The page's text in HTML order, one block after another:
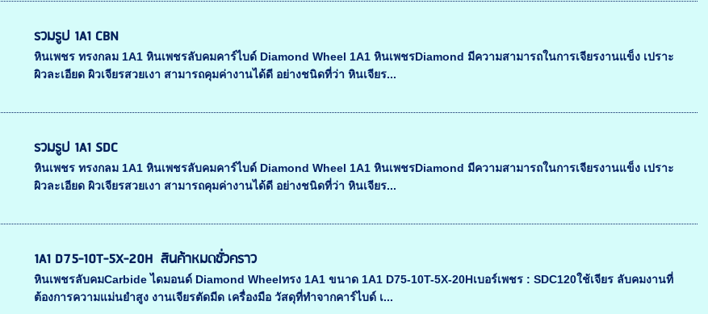
รวมรูป 1A1 CBN
หินเพชร ทรงกลม 1A1 หินเพชรลับคมคาร์ไบด์ Diamond Wheel 1A1 หินเพชรDiamond มีความสามารถในการเจียรงานแข็ง เปราะ
ผิวละเอียด ผิวเจียรสวยเงา สามารถคุมค่างานได้ดี อย่างชนิดที่ว่า หินเจียร...
รวมรูป 1A1 SDC
หินเพชร ทรงกลม 1A1 หินเพชรลับคมคาร์ไบด์ Diamond Wheel 1A1 หินเพชรDiamond มีความสามารถในการเจียรงานแข็ง เปราะ
ผิวละเอียด ผิวเจียรสวยเงา สามารถคุมค่างานได้ดี อย่างชนิดที่ว่า หินเจียร...
1A1 D75-10T-5X-20H สินค้าหมดชั่วคราว
หินเพชรลับคมCarbide ไดมอนด์ Diamond Wheelทรง 1A1 ขนาด 1A1 D75-10T-5X-20Hเบอร์เพชร : SDC120ใช้เจียร ลับคมงานที่
ต้องการความแม่นยำสูง งานเจียรตัดมีด เครื่องมือ วัสดุที่ทำจากคาร์ไบด์ เ...